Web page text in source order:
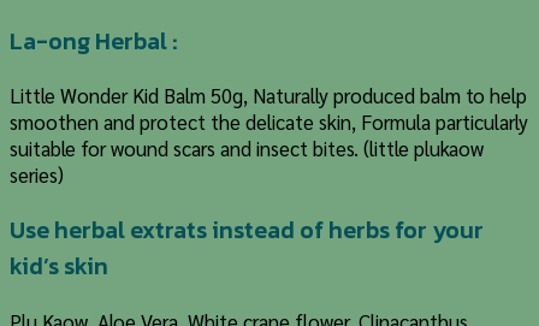
La-ong Herbal :
Little Wonder Kid Balm 50g, Naturally produced balm to help
smoothen and protect the delicate skin, Formula particularly
suitable for wound scars and insect bites. (little plukaow
series)
Use herbal extrats instead of herbs for your
kid’s skin
Plu Kaow, Aloe Vera, White crane flower, Clinacanthus